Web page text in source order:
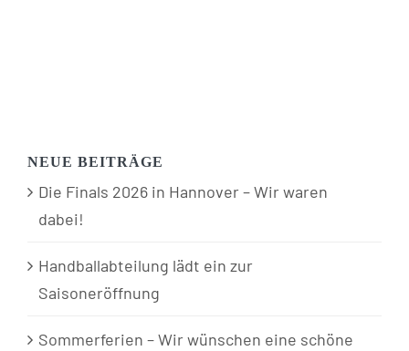
NEUE BEITRÄGE
Die Finals 2026 in Hannover – Wir waren
dabei!
Handballabteilung lädt ein zur
Saisoneröffnung
Sommerferien – Wir wünschen eine schöne